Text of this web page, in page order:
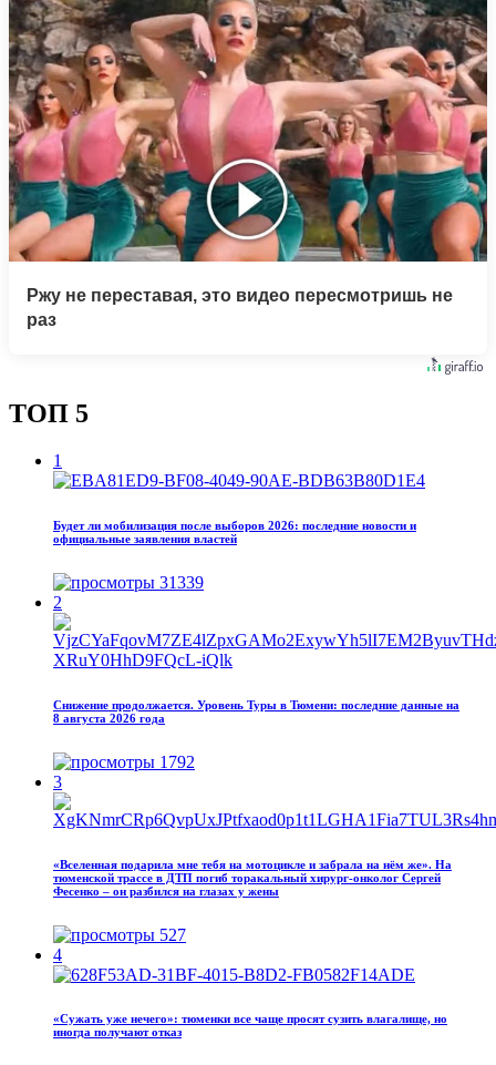
Ржу не переставая, это видео пересмотришь не
раз
ТОП 5
1
Будет ли мобилизация после выборов 2026: последние новости и
официальные заявления властей
31339
2
Снижение продолжается. Уровень Туры в Тюмени: последние данные на
8 августа 2026 года
1792
3
«Вселенная подарила мне тебя на мотоцикле и забрала на нём же». На
тюменской трассе в ДТП погиб торакальный хирург-онколог Сергей
Фесенко – он разбился на глазах у жены
527
4
«Сужать уже нечего»: тюменки все чаще просят сузить влагалище, но
иногда получают отказ